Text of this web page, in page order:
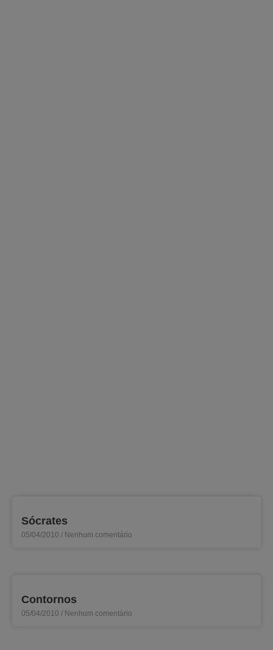
Sócrates
05/04/2010 Nenhum comentário
Contornos
05/04/2010 Nenhum comentário